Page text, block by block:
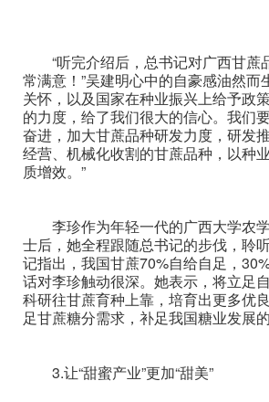
“听完介绍后，总书记对广西甘蔗
常满意！”吴建明心中的自豪感油然而
关怀，以及国家在种业振兴上给予政
的力度，给了我们很大的信心。我们
奋进，加大甘蔗品种研发力度，研发
经营、机械化收割的甘蔗品种，以种
质增效。”
李珍作为年轻一代的广西大学农
士后，她全程跟随总书记的步伐，聆
记指出，我国甘蔗70%自给自足，
话对李珍触动很深。她表示，将立足
科研往甘蔗育种上靠，培育出更多优
足甘蔗糖分需求，补足我国糖业发展的
3.让“甜蜜产业”更加“甜美”